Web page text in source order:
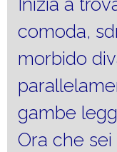
Inizia a
comoda,
morbido
gambe
Ora che